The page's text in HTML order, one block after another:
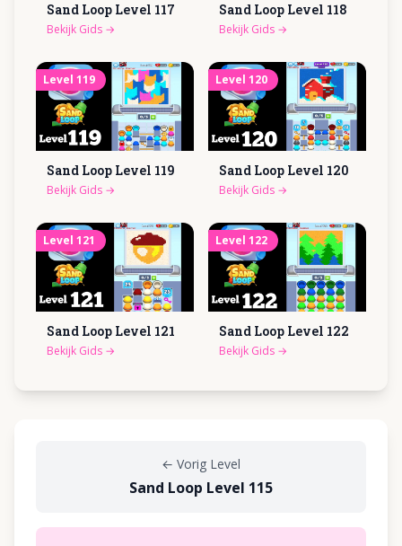
Sand Loop Level 117
Bekijk Gids →
Sand Loop Level 118
Bekijk Gids →
Level 119
Sand Loop Level 119
Bekijk Gids →
Level 120
Sand Loop Level 120
Bekijk Gids →
Level 121
Sand Loop Level 121
Bekijk Gids →
Level 122
Sand Loop Level 122
Bekijk Gids →
← Vorig Level
Sand Loop Level 115